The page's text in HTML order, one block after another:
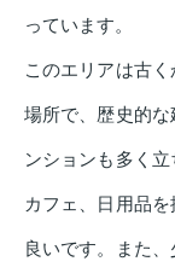
っています。
このエリアは古
場所で、歴史的
ンションも多く
カフェ、日用品
良いです。また